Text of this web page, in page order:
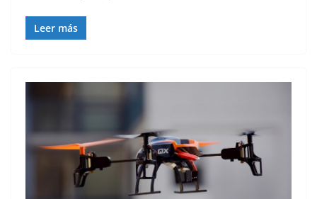
Leer más